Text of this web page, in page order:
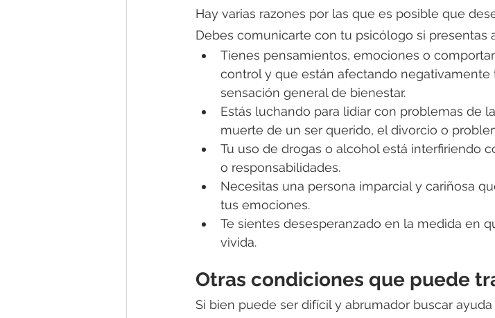
Hay varias razones por las que es posible que
Debes comunicarte con tu psicólogo si presentas
Tienes pensamientos, emociones o
control y que están afectando negativamente
sensación general de bienestar.
Estás luchando para lidiar con problemas de
muerte de un ser querido, el divorcio o
Tu uso de drogas o alcohol está interfiriendo
o responsabilidades.
Necesitas una persona imparcial y cariñosa
tus emociones.
Te sientes desesperanzado en la medida en
vivida.
Otras condiciones que puede
Si bien puede ser difícil y abrumador buscar